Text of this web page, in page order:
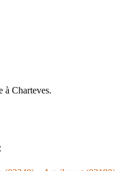
à Charteves.